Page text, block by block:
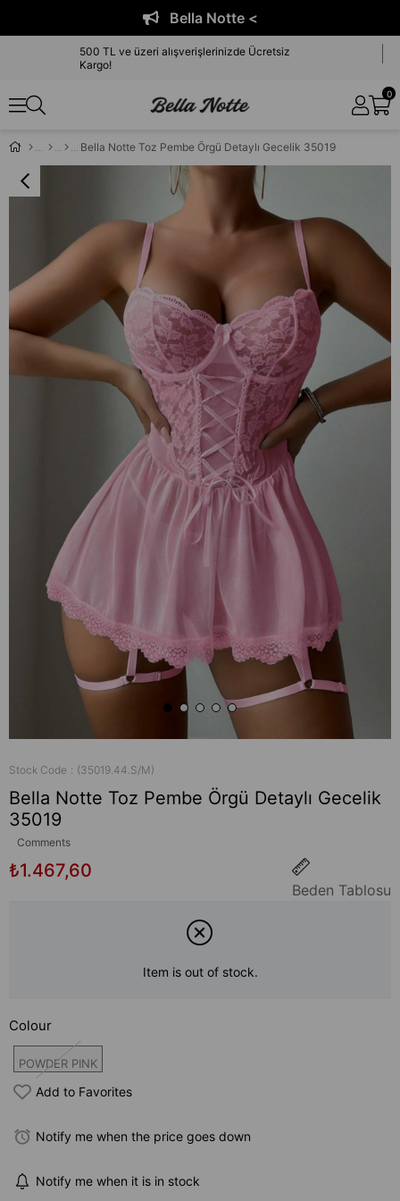
Bella Notte <
500 TL ve üzeri alışverişlerinizde Ücretsiz
Kargo!
0
Bella Notte Toz Pembe Örgü Detaylı Gecelik 35019
Stock Code (35019.44.S/M)
Bella Notte Toz Pembe Örgü Detaylı Gecelik
35019
Comments
₺1.467,60
Beden Tablosu
Item is out of stock.
Colour
POWDER PINK
Add to Favorites
Notify me when the price goes down
Notify me when it is in stock